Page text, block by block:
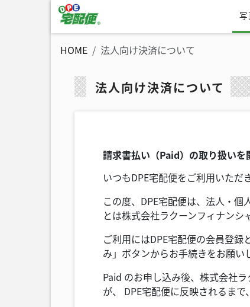
DPE宅配便
HOME 法人向け決済について
法人向け決済について
請求書払い（Paid）の取り扱いを
いつもDPE宅配便をご利用いただ
この度、DPE宅配便は、法人・
とは株式会社ラクーンフィナンシ
ご利用にはDPE宅配便の会員登
み」ボタンからお手続きをお願い
Paid のお申し込み後、株式会社
が、 DPE宅配便に反映されるま